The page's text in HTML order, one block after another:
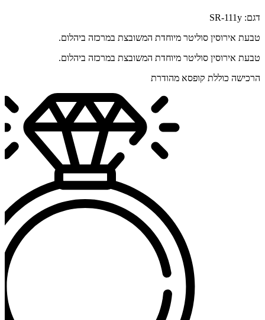
דגם: SR-111y
טבעת אירוסין סוליטר מיוחדת המשובצת במרכזה ביהלום.
טבעת אירוסין סוליטר מיוחדת המשובצת במרכזה ביהלום.
הרכישה כוללת קופסא מהודרת